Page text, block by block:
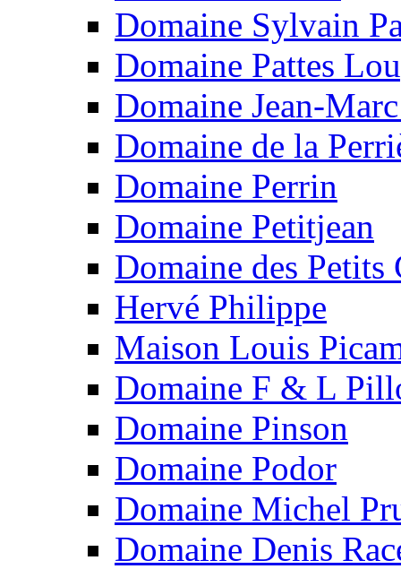
Domaine Sylvain
Domaine Pattes
Domaine Jean-
Domaine de la
Domaine Perrin
Domaine Petitjean
Domaine des Petits
Hervé Philippe
Maison Louis
Domaine F & L
Domaine Pinson
Domaine Podor
Domaine Michel
Domaine Denis